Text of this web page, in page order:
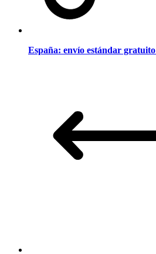
España: envío estándar gratuito